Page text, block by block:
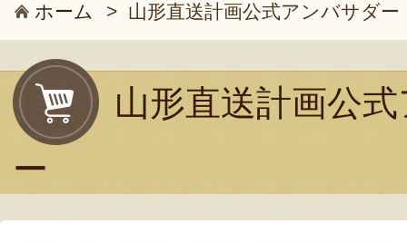
ホーム > 山形直送計画公式アンバサダー
山形直送計画公
ー